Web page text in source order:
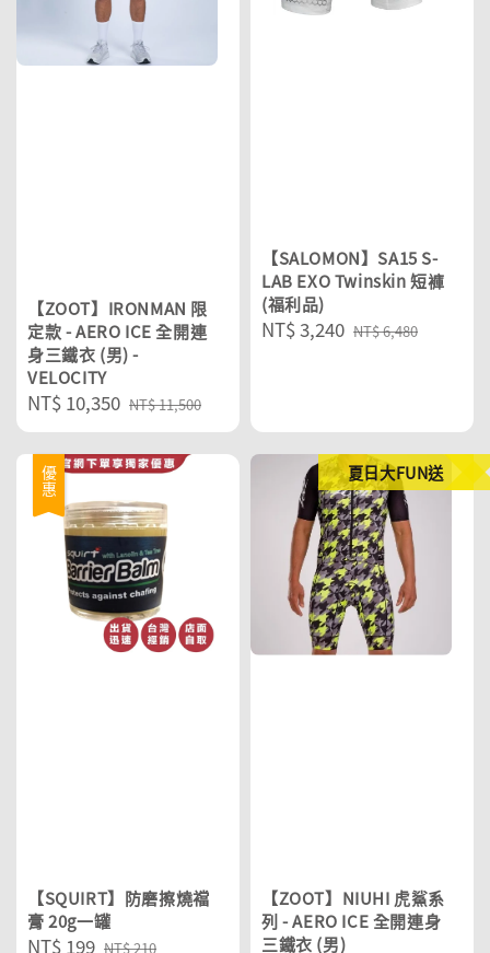
【ZOOT】IRONMAN 限
定款 - AERO ICE 全開連
身三鐵衣 (男) -
VELOCITY
Sale
price
NT$ 10,350 Regular
price
NT$ 11,500
【SALOMON】SA15 S-
LAB EXO Twinskin 短褲
(福利品)
Sale
NT$ 3,240 Regular
NT$ 6,480
優惠
【SQUIRT】防磨擦燒襠
膏 20g一罐
Sale
NT$ 199 Regular
NT$ 210
夏日大FUN送
【ZOOT】NIUHI 虎鯊系
列 - AERO ICE 全開連身
三鐵衣 (男)